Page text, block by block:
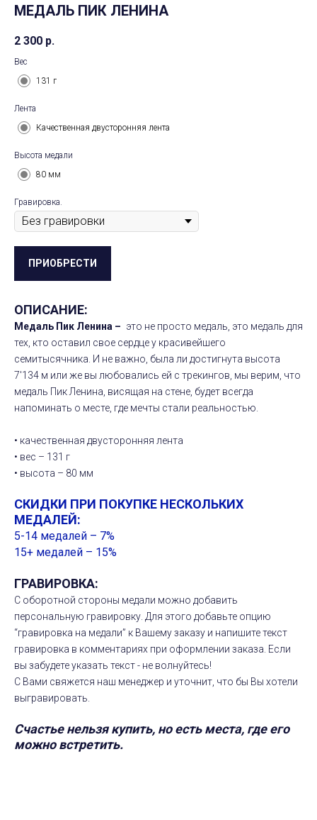
МЕДАЛЬ ПИК ЛЕНИНА
2 300 р.
Вес
131 г
Лента
Качественная двусторонняя лента
Высота медали
80 мм
Гравировка.
ПРИОБРЕСТИ
ОПИСАНИЕ:
Медаль Пик Ленина – это не просто медаль, это медаль для
тех, кто оставил свое сердце у красивейшего
семитысячника. И не важно, была ли достигнута высота
7'134 м или же вы любовались ей с трекингов, мы верим, что
медаль Пик Ленина, висящая на стене, будет всегда
напоминать о месте, где мечты стали реальностью.
• качественная двусторонняя лента
• вес – 131 г
• высота – 80 мм
СКИДКИ ПРИ ПОКУПКЕ НЕСКОЛЬКИХ
МЕДАЛЕЙ:
5-14 медалей – 7%
15+ медалей – 15%
ГРАВИРОВКА:
С оборотной стороны медали можно добавить
персональную гравировку. Для этого добавьте опцию
“гравировка на медали” к Вашему заказу и напишите текст
гравировка в комментариях при оформлении заказа. Если
вы забудете указать текст - не волнуйтесь!
С Вами свяжется наш менеджер и уточнит, что бы Вы хотели
выгравировать.
Счастье нельзя купить, но есть места, где его
можно встретить.